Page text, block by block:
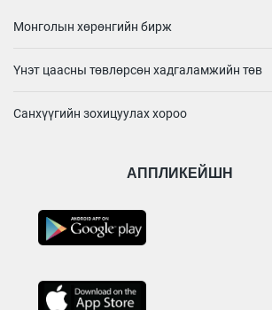
Монголын хөрөнгийн бирж
Үнэт цаасны төвлөрсөн хадгаламжийн төв
Санхүүгийн зохицуулах хороо
АППЛИКЕЙШН